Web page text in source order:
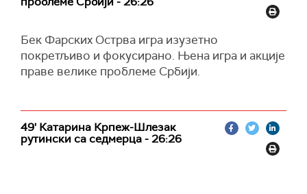
Бек Фарских Острва игра изузетно
покретљиво и фокусирано. Њена игра и акције
праве велике проблеме Србији.
49' Катарина Крпеж-Шлезак
рутински са седмерца - 26:26